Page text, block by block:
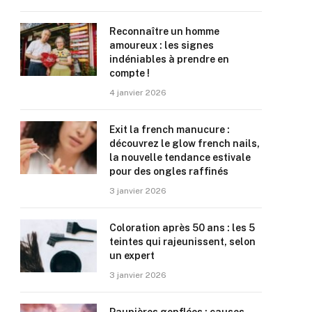
Reconnaître un homme
amoureux : les signes
indéniables à prendre en
compte !
4 janvier 2026
Exit la french manucure :
découvrez le glow french nails,
la nouvelle tendance estivale
pour des ongles raffinés
3 janvier 2026
Coloration après 50 ans : les 5
teintes qui rajeunissent, selon
un expert
3 janvier 2026